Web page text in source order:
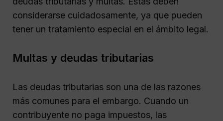
considerarse cuidadosamente, ya que pueden
tener un tratamiento especial en el ámbito legal.
Multas y deudas tributarias
Las deudas tributarias son una de las razones
más comunes para el embargo. Cuando un
contribuyente no paga impuestos, las